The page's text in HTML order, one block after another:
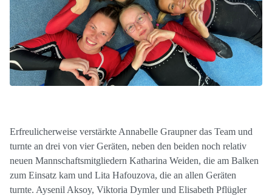
Erfreulicherweise verstärkte Annabelle Graupner das Team und
turnte an drei von vier Geräten, neben den beiden noch relativ
neuen Mannschaftsmitgliedern Katharina Weiden, die am Balken
zum Einsatz kam und Lita Hafouzova, die an allen Geräten
turnte. Aysenil Aksoy, Viktoria Dymler und Elisabeth Pflügler